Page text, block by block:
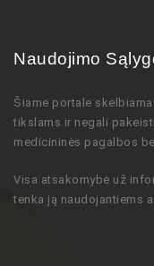
Naudojimo
Šiame portale
tikslams ir negali
medicininės pagalbos
Visa atsakomybė už
tenka ją naudojantiems